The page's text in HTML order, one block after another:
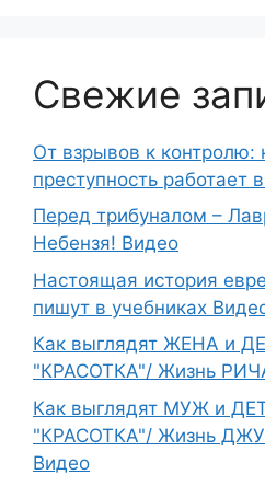
Свежие
От взрывов к контролю:
преступность работает
Перед трибуналом –
Небензя! Видео
Настоящая история
пишут в учебниках
Как выглядят ЖЕНА и
"КРАСОТКА"/ Жизнь
Как выглядят МУЖ и
"КРАСОТКА"/ Жизнь
Видео